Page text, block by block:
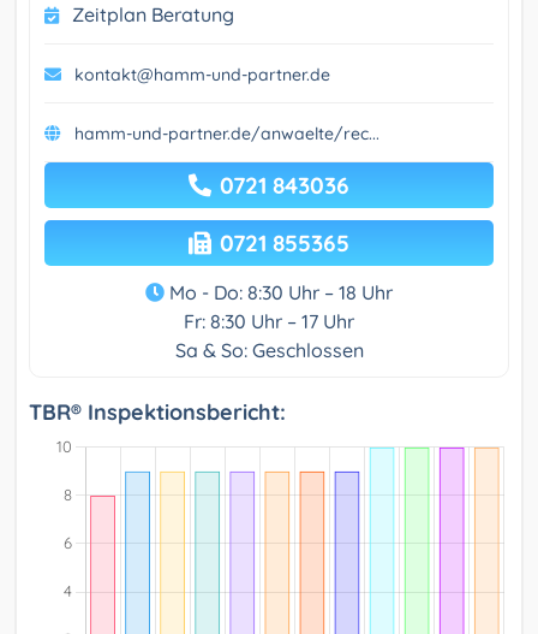
Zeitplan Beratung
kontakt@hamm-und-partner.de
hamm-und-partner.de/anwaelte/rec...
0721 843036
0721 855365
Mo - Do: 8:30 Uhr – 18 Uhr
Fr: 8:30 Uhr – 17 Uhr
Sa & So: Geschlossen
TBR® Inspektionsbericht: